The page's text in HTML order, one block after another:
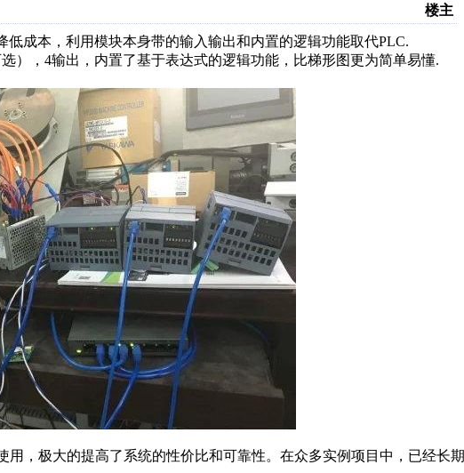
楼主
成本，利用模块本身带的输入输出和内置的逻辑功能取代PLC.
），4输出，内置了基于表达式的逻辑功能，比梯形图更为简单易懂.
，极大的提高了系统的性价比和可靠性。在众多实例项目中，已经长期